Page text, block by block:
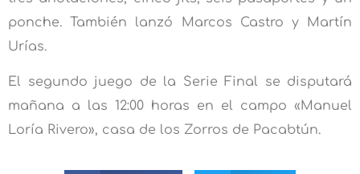
ponche. También lanzó Marcos Castro y Martín
Urías.
El segundo juego de la Serie Final se disputará
mañana a las 12:00 horas en el campo «Manuel
Loría Rivero», casa de los Zorros de Pacabtún.